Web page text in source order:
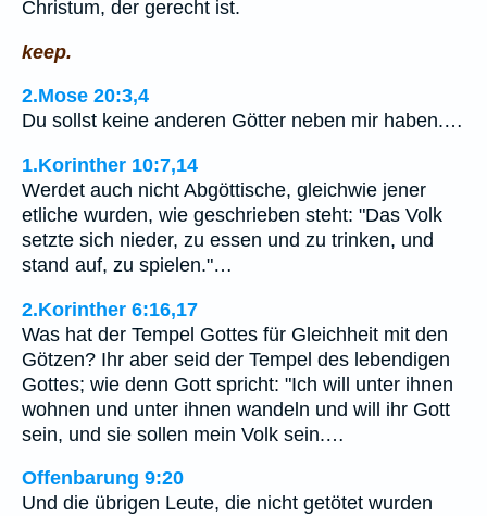
Christum, der gerecht ist.
keep.
2.Mose 20:3,4
Du sollst keine anderen Götter neben mir haben.…
1.Korinther 10:7,14
Werdet auch nicht Abgöttische, gleichwie jener
etliche wurden, wie geschrieben steht: "Das Volk
setzte sich nieder, zu essen und zu trinken, und
stand auf, zu spielen."…
2.Korinther 6:16,17
Was hat der Tempel Gottes für Gleichheit mit den
Götzen? Ihr aber seid der Tempel des lebendigen
Gottes; wie denn Gott spricht: "Ich will unter ihnen
wohnen und unter ihnen wandeln und will ihr Gott
sein, und sie sollen mein Volk sein.…
Offenbarung 9:20
Und die übrigen Leute, die nicht getötet wurden